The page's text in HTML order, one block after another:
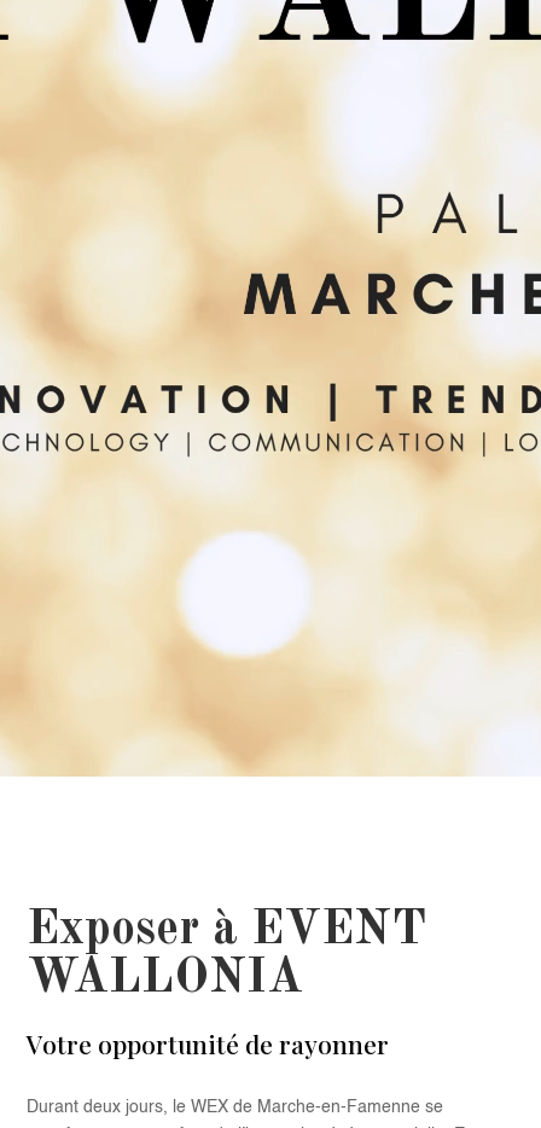
Exposer à EVENT
WALLONIA
Votre opportunité de rayonner
Durant deux jours, le WEX de Marche-en-Famenne se